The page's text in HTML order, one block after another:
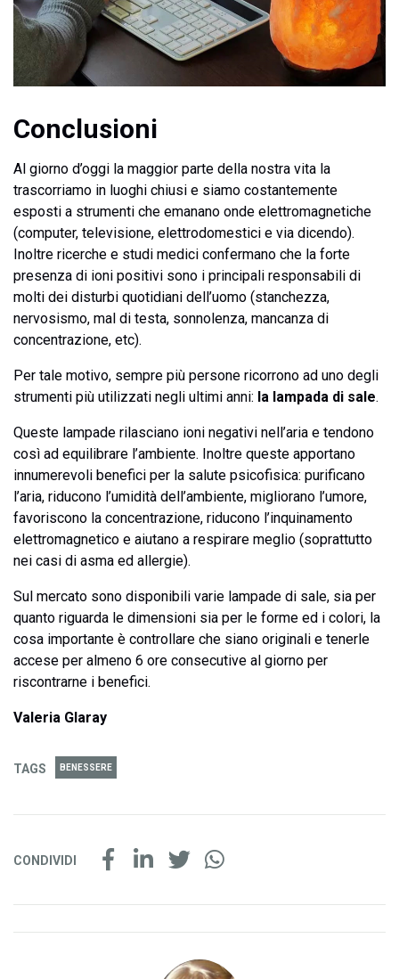
Conclusioni
Al giorno d’oggi la maggior parte della nostra vita la
trascorriamo in luoghi chiusi e siamo costantemente
esposti a strumenti che emanano onde elettromagnetiche
(computer, televisione, elettrodomestici e via dicendo).
Inoltre ricerche e studi medici confermano che la forte
presenza di ioni positivi sono i principali responsabili di
molti dei disturbi quotidiani dell’uomo (stanchezza,
nervosismo, mal di testa, sonnolenza, mancanza di
concentrazione, etc).
Per tale motivo, sempre più persone ricorrono ad uno degli
strumenti più utilizzati negli ultimi anni: la lampada di sale.
Queste lampade rilasciano ioni negativi nell’aria e tendono
così ad equilibrare l’ambiente. Inoltre queste apportano
innumerevoli benefici per la salute psicofisica: purificano
l’aria, riducono l’umidità dell’ambiente, migliorano l’umore,
favoriscono la concentrazione, riducono l’inquinamento
elettromagnetico e aiutano a respirare meglio (soprattutto
nei casi di asma ed allergie).
Sul mercato sono disponibili varie lampade di sale, sia per
quanto riguarda le dimensioni sia per le forme ed i colori, la
cosa importante è controllare che siano originali e tenerle
accese per almeno 6 ore consecutive al giorno per
riscontrarne i benefici.
Valeria Glaray
TAGS BENESSERE
CONDIVIDI